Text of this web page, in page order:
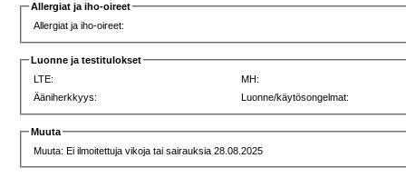
Allergiat ja iho-oireet
Allergiat ja iho-oireet:
Luonne ja testitulokset
LTE:
MH:
Ääniherkkyys:
Luonne/käytösongelmat:
Muuta
Muuta: Ei ilmoitettuja vikoja tai sairauksia 28.08.2025